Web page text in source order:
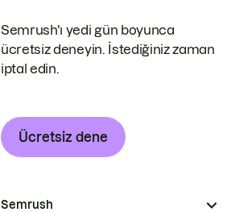
Semrush'ı yedi gün boyunca
ücretsiz deneyin. İstediğiniz zaman
iptal edin.
Ücretsiz dene
Semrush